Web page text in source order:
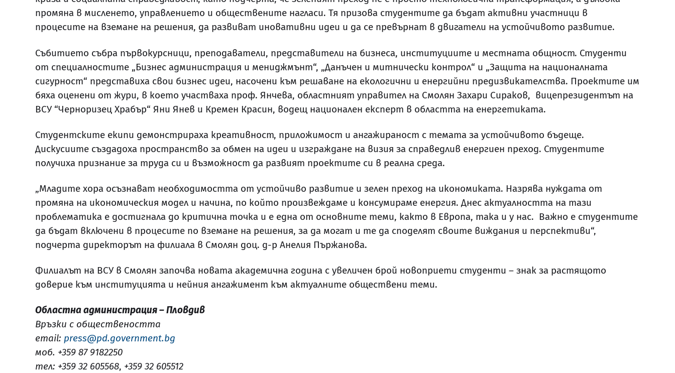
промяна в мисленето, управлението и обществените нагласи. Тя призова студентите да бъдат активни участници в
процесите на вземане на решения, да развиват иновативни идеи и да се превърнат в двигатели на устойчивото развитие.
Събитието събра първокурсници, преподаватели, представители на бизнеса, институциите и местната общност. Студенти
от специалностите „Бизнес администрация и мениджмънт“, „Данъчен и митнически контрол“ и „Защита на националната
сигурност“ представиха свои бизнес идеи, насочени към решаване на екологични и енергийни предизвикателства. Проектите им
бяха оценени от жури, в което участваха проф. Янчева, областният управител на Смолян Захари Сираков, вицепрезидентът на
ВСУ “Черноризец Храбър“ Яни Янев и Кремен Красин, водещ национален експерт в областта на енергетиката.
Студентските екипи демонстрираха креативност, приложимост и ангажираност с темата за устойчивото бъдеще.
Дискусиите създадоха пространство за обмен на идеи и изграждане на визия за справедлив енергиен преход. Студентите
получиха признание за труда си и възможност да развият проектите си в реална среда.
„Младите хора осъзнават необходимостта от устойчиво развитие и зелен преход на икономиката. Назрява нуждата от
промяна на икономическия модел и начина, по който произвеждаме и консумираме енергия. Днес актуалността на тази
проблематика е достигнала до критична точка и е една от основните теми, както в Европа, така и у нас. Важно е студентите
да бъдат включени в процесите по вземане на решения, за да могат и те да споделят своите виждания и перспективи“,
подчерта директорът на филиала в Смолян доц. д-р Анелия Пържанова.
Филиалът на ВСУ в Смолян започва новата академична година с увеличен брой новоприети студенти – знак за растящото
доверие към институцията и нейния ангажимент към актуалните обществени теми.
Областна администрация – Пловдив
Връзки с обществеността
email: press@pd.government.bg
моб. +359 87 9182250
тел: +359 32 605568, +359 32 605512